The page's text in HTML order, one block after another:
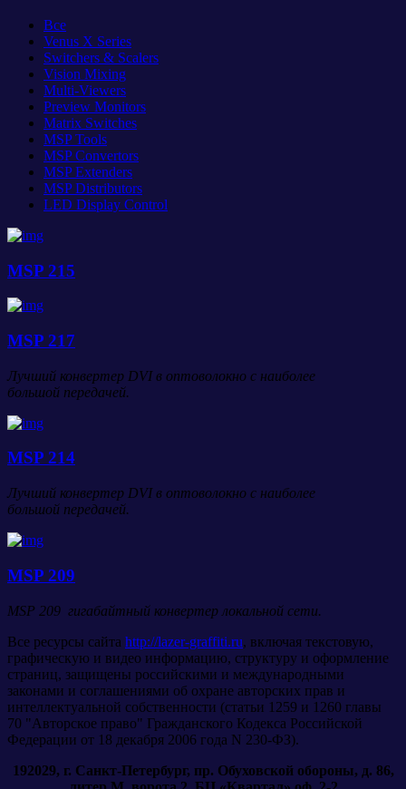
Все
Venus X Series
Switchers & Scalers
Vision Mixing
Multi-Viewers
Preview Monitors
Matrix Switches
MSP Tools
MSP Convertors
MSP Extenders
MSP Distributors
LED Display Control
MSP 215
MSP 217
Лучший конвертер DVI в оптоволокно с наиболее
большой передачей.
MSP 214
Лучший конвертер DVI в оптоволокно с наиболее
большой передачей.
MSP 209
MSP 209 гигабайтный конвертер локальной сети.
Все ресурсы сайта http://lazer-graffiti.ru, включая текстовую,
графическую и видео информацию, структуру и оформление
страниц, защищены российскими и международными
законами и соглашениями об охране авторских прав и
интеллектуальной собственности (статьи 1259 и 1260 главы
70 "Авторское право" Гражданского Кодекса Российской
Федерации от 18 декабря 2006 года N 230-ФЗ).
192029, г. Санкт-Петербург, пр. Обуховской обороны, д. 86,